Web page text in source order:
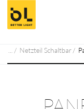
Zum Inhalt springen
Zum Hauptmenü
Netzteil Schaltbar